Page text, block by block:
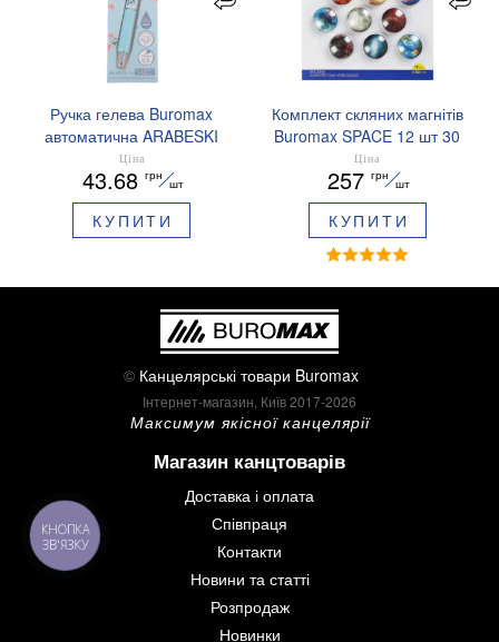
Ручка гелева Buromax
автоматична ARABESKI
0.5 мм ароматизований
грип синє чорнило в
блістері BM.8379-02
Ціна
43.68 грн
шт
КУПИТИ
Комплект скляних магнітів
Buromax SPACE 12 шт 30
мм BM.0048
Ціна
257 грн
шт
КУПИТИ
© Канцелярські товари Buromax
Інтернет-магазин, Київ 2017-2026
Максимум якісної канцелярії
Магазин канцтоварів
Доставка і оплата
Співпраця
Контакти
Новини та статті
Розпродаж
Новинки
КНОПКА
ЗВ'ЯЗКУ